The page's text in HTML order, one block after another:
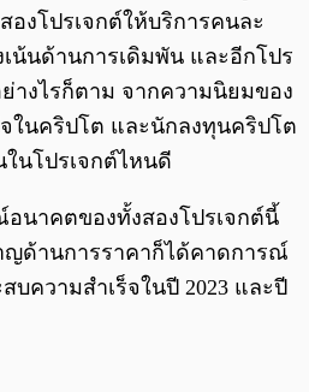
องโปรเจกต์ให้บริการคนละ
น้นด้านการเดิมพัน และอีกโปร
ย่างไรก็ตาม จากความนิยมของ
ในคริปโต และนักลงทุนคริปโต
นโปรเจกต์ไหนดี
นาคตของทั้งสองโปรเจกต์นี้
ญด้านการราคาก็ได้คาดการณ์
บความสำเร็จในปี 2023 และปี